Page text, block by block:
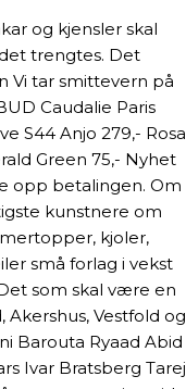
og kjensler skal
trengtes. Det
Vi tar smittevern på
Caudalie Paris
S44 Anjo 279,- Rosa
Green 75,- Nyhet
opp betalingen. Om
kunstnere om
kjoler,
små forlag i vekst
som skal være en
Vestfold og
Barouta Ryaad Abid
Ivar Bratsberg Tarej